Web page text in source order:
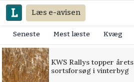
Læs e-avisen
Seneste Mest læste Kvæg
KWS Rallys topper årets
sortsforsøg i vinterbyg